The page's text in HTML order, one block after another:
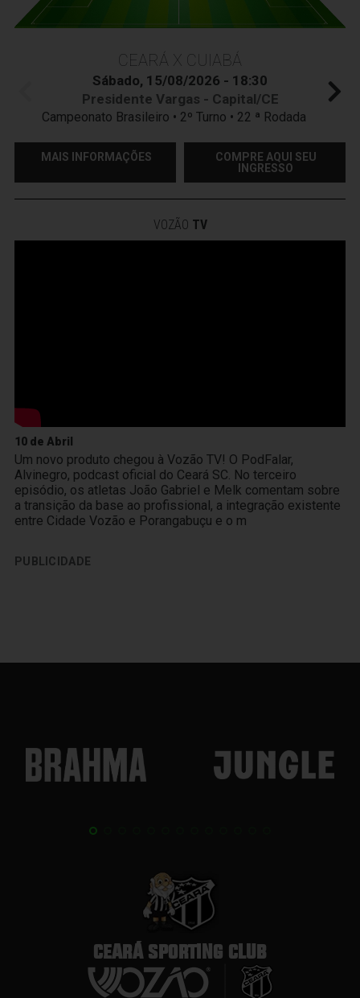
CEARÁ X CUIABÁ
Sábado, 15/08/2026 - 18:30
Presidente Vargas - Capital/CE
Campeonato Brasileiro • 2º Turno • 22 ª Rodada
MAIS INFORMAÇÕES
COMPRE AQUI SEU
INGRESSO
VOZÃO TV
10 de Abril
Um novo produto chegou à Vozão TV! O PodFalar,
Alvinegro, podcast oficial do Ceará SC. No terceiro
episódio, os atletas João Gabriel e Melk comentam sobre
a transição da base ao profissional, a integração existente
entre Cidade Vozão e Porangabuçu e o m
PUBLICIDADE
CEARÁ SPORTING CLUB